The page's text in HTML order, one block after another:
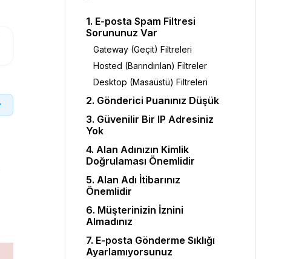
1. E-posta Spam Filtresi
Sorununuz Var
Gateway (Geçit) Filtreleri
Hosted (Barındırılan) Filtreler
Desktop (Masaüstü) Filtreleri
2. Gönderici Puanınız Düşük
3. Güvenilir Bir IP Adresiniz
Yok
4. Alan Adınızın Kimlik
Doğrulaması Önemlidir
5. Alan Adı İtibarınız
Önemlidir
6. Müşterinizin İznini
Almadınız
7. E-posta Gönderme Sıklığı
Ayarlamıyorsunuz